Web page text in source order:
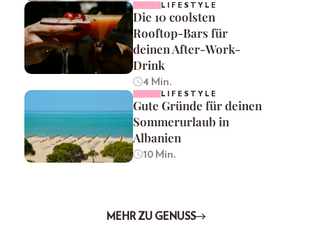
LIFESTYLE
Die 10 coolsten
Rooftop-Bars für
deinen After-Work-
Drink
4 Min.
LIFESTYLE
Gute Gründe für deinen
Sommerurlaub in
Albanien
10 Min.
MEHR ZU GENUSS